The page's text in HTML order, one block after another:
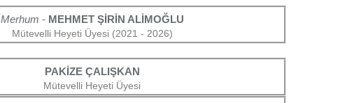
Merhum - MEHMET ŞİRİN ALİMOĞLU
Mütevelli Heyeti Üyesi (2021 - 2026)
PAKİZE ÇALIŞKAN
Mütevelli Heyeti Üyesi